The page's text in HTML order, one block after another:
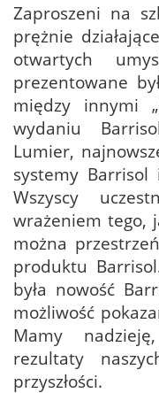
Zaproszeni na
prężnie
otwartych
prezentowane
między innymi
wydaniu
Lumier,
systemy
Wszyscy
wrażeniem tego,
można
produktu
była nowość
możliwość
Mamy
rezultaty
przyszłości.